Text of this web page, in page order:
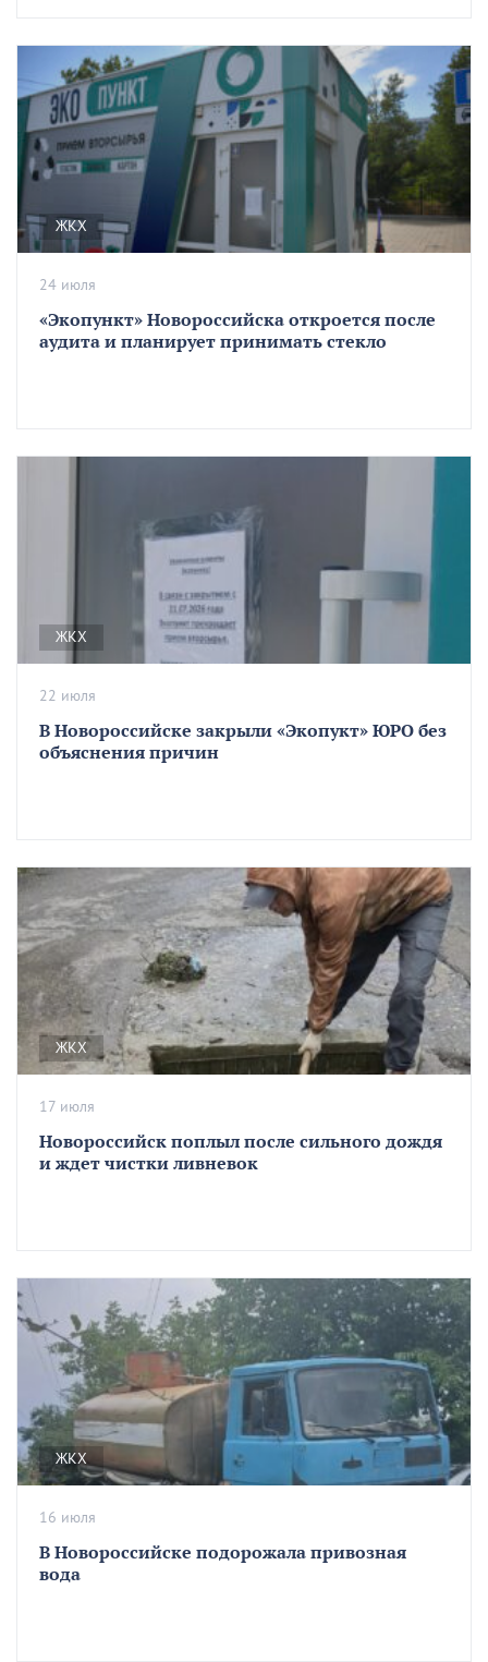
ЖКХ
«Экопункт» Новороссийска откроется после
аудита и планирует принимать стекло
24 июля
ЖКХ
В Новороссийске закрыли «Экопукт» ЮРО без
объяснения причин
22 июля
ЖКХ
Новороссийск поплыл после сильного дождя
и ждет чистки ливневок
17 июля
ЖКХ
В Новороссийске подорожала привозная
вода
16 июля